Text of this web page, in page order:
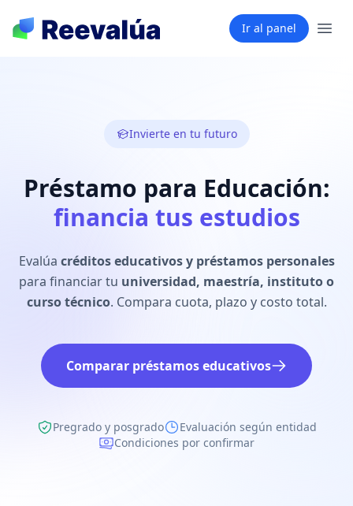
Ir al panel
Invierte en tu futuro
Préstamo para Educación:
financia tus estudios
Evalúa créditos educativos y préstamos personales
para financiar tu universidad, maestría, instituto o
curso técnico. Compara cuota, plazo y costo total.
Comparar préstamos educativos
Pregrado y posgrado
Evaluación según entidad
Condiciones por confirmar